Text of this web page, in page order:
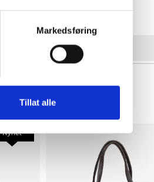
Markedsføring
Tillat alle